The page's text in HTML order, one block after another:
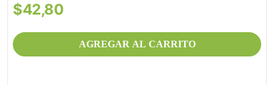
$42,80
AGREGAR AL CARRITO